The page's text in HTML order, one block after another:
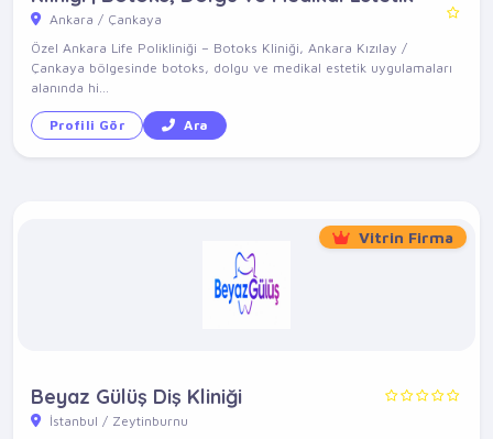
Ankara / Çankaya
Özel Ankara Life Polikliniği – Botoks Kliniği, Ankara Kızılay /
Çankaya bölgesinde botoks, dolgu ve medikal estetik uygulamaları
alanında hi...
Profili Gör Ara
Vitrin Firma
Beyaz Gülüş Diş Kliniği
İstanbul / Zeytinburnu